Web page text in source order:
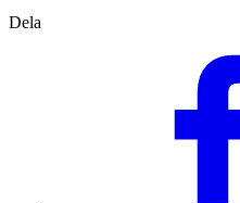
Dela